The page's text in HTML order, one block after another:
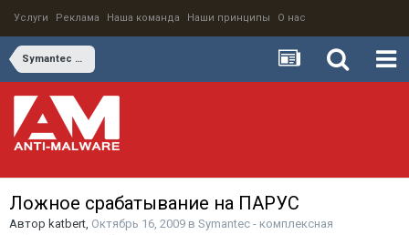
Услуги Реклама Наша команда Наши принципы О нас
Symantec - комплексная информационная безопасность
Ложное срабатывание на ПАРУС
Автор katbert, Октябрь 16, 2009 в Symantec - комплексная